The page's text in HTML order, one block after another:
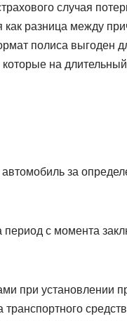
случая
разница между
полиса выгоден
на
за
с момента
при установлении